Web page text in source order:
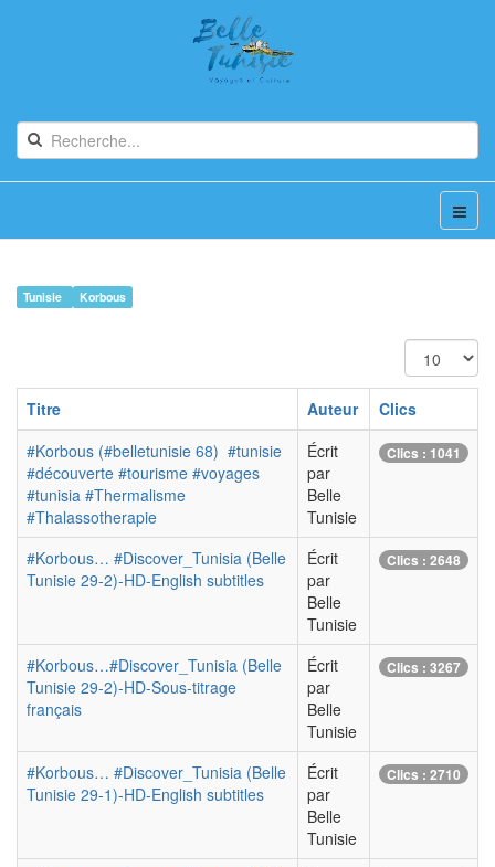
Tunisie Korbous
Affichage
#
Titre
Auteur
Clics
#Korbous (#belletunisie 68) #tunisie
#découverte #tourisme #voyages
#tunisia #Thermalisme
#Thalassotherapie
Écrit
par
Belle
Tunisie
Clics : 1041
#Korbous… #Discover_Tunisia (Belle
Tunisie 29-2)-HD-English subtitles
Écrit
par
Belle
Tunisie
Clics : 2648
#Korbous…#Discover_Tunisia (Belle
Tunisie 29-2)-HD-Sous-titrage
français
Écrit
par
Belle
Tunisie
Clics : 3267
#Korbous… #Discover_Tunisia (Belle
Tunisie 29-1)-HD-English subtitles
Écrit
par
Belle
Tunisie
Clics : 2710